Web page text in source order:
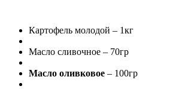
Картофель молодой – 1кг
Масло сливочное – 70гр
Масло оливковое – 100гр